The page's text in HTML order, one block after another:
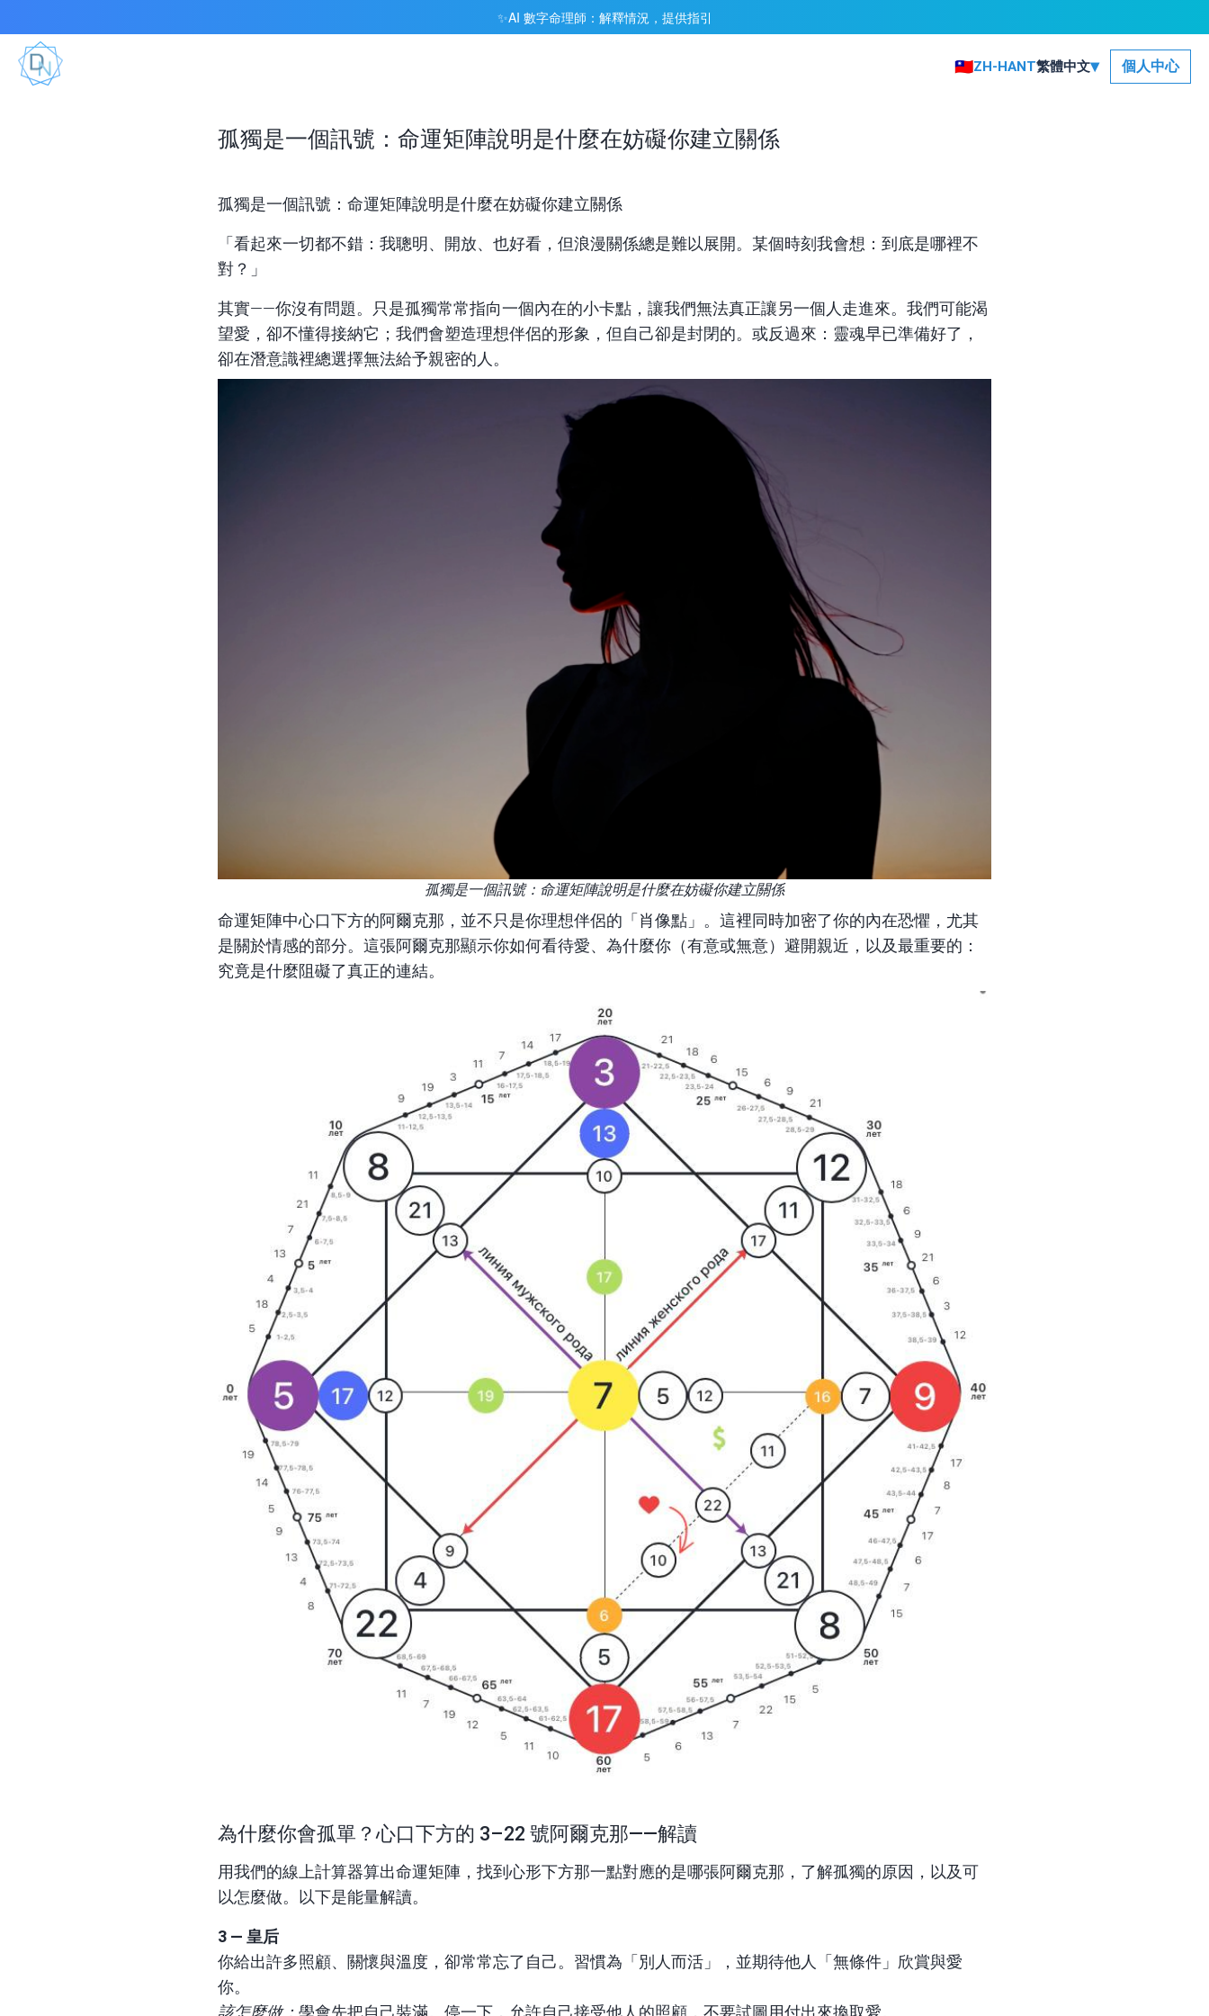
🇹🇼ZH-HANT繁體中文▾ 個人中心
孤獨是一個訊號：命運矩陣說明是什麼在妨礙你建立關係
孤獨是一個訊號：命運矩陣說明是什麼在妨礙你建立關係
「看起來一切都不錯：我聰明、開放、也好看，但浪漫關係總是難以展開。某個時刻我會想：到底是哪裡不
對？」
其實——你沒有問題。只是孤獨常常指向一個內在的小卡點，讓我們無法真正讓另一個人走進來。我們可能渴
望愛，卻不懂得接納它；我們會塑造理想伴侶的形象 ，但自己卻是封閉的。或反過來：靈魂早已準備好了，
卻在潛意識裡總選擇無法給予親密的人。
孤獨是一個訊號：命運矩陣說明是什麼在妨礙你建立關係
命運矩陣中心口下方的阿爾克那，並不只是你理想伴侶的「肖像點」。這裡同時加密了你的內在恐懼，尤其
是關於情感的部分。這張阿爾克那顯示你如何看待愛、為什麼你（有意或無意）避開親近，以及最重要的：
究竟是什麼阻礙了真正的連結。
為什麼你會孤單？心口下方的 3–22 號阿爾克那——解讀
用我們的線上計算器算出命運矩陣，找到心形下方那一點對應的是哪張阿爾克那，了解孤獨的原因，以及可
以怎麼做。以下是能量解讀。
3 — 皇后
你給出許多照顧、關懷與溫度，卻常常忘了自己。習慣為「別人而活」，並期待他人「無條件」欣賞與愛
你。
該怎麼做： 學會先把自己裝滿。停一下，允許自己接受他人的照顧，不要試圖用付出來換取愛。
✨AI 數字命理師：解釋情況，提供指引